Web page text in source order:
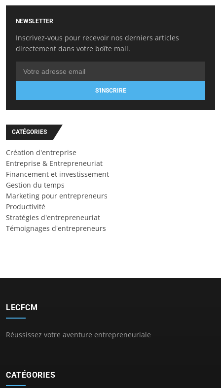
NEWSLETTER
Inscrivez-vous pour recevoir nos derniers articles
directement dans votre boîte mail.
S'INSCRIRE
CATÉGORIES
Création d'entreprise
Entreprise & Entrepreneuriat
Financement et investissement
Gestion du temps
Marketing pour entrepreneurs
Productivité
Stratégies d'entrepreneuriat
Témoignages d'entrepreneurs
LECFCM
Réussissez votre aventure entrepreneuriale
CATÉGORIES